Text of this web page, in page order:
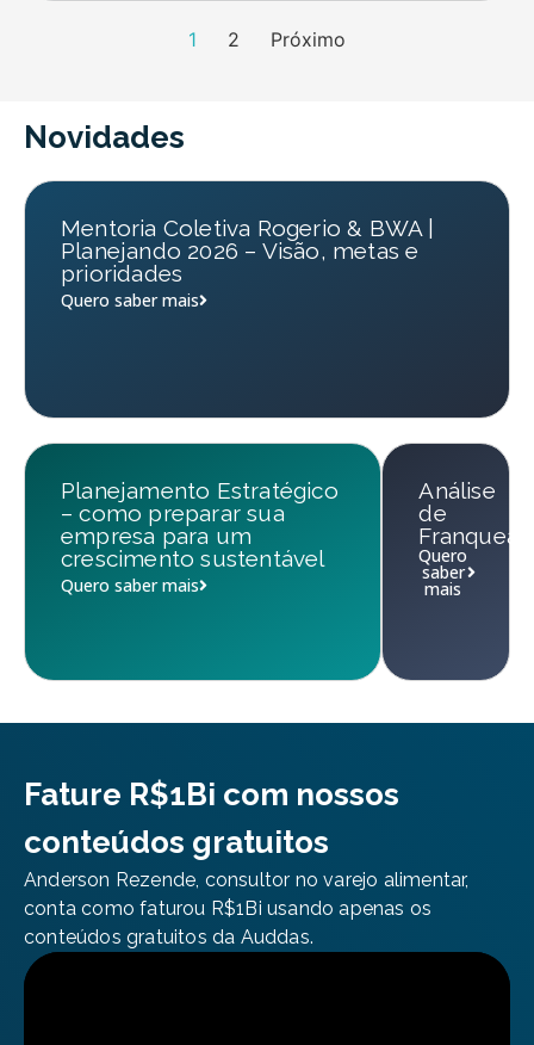
1 2 Próximo
Novidades
Mentoria Coletiva Rogerio & BWA |
Planejando 2026 – Visão, metas e
prioridades
Quero saber mais
Planejamento Estratégico
– como preparar sua
empresa para um
crescimento sustentável
Quero saber mais
Análise
de
Quero
saber
mais
Fature R$1Bi com nossos
conteúdos gratuitos
Anderson Rezende, consultor no varejo alimentar,
conta como faturou R$1Bi usando apenas os
conteúdos gratuitos da Auddas.